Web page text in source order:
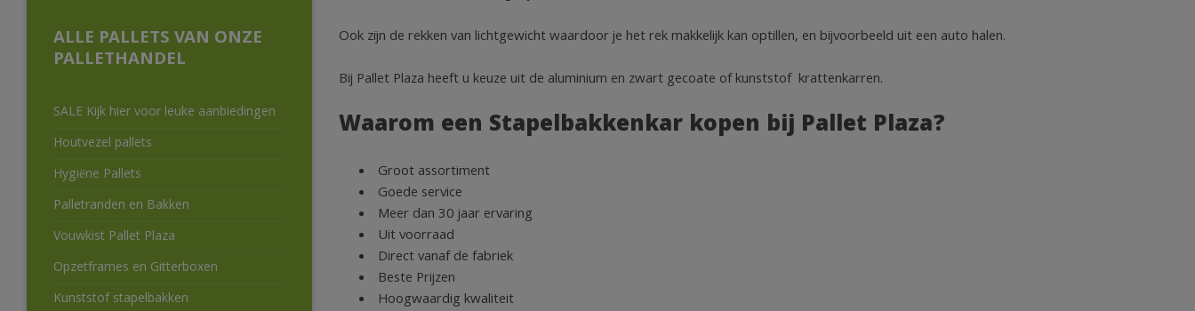
ALLE PALLETS VAN ONZE
PALLETHANDEL
SALE Kijk hier voor leuke aanbiedingen
Houtvezel pallets
Hygiëne Pallets
Palletranden en Bakken
Vouwkist Pallet Plaza
Opzetframes en Gitterboxen
Kunststof stapelbakken
Ook zijn de rekken van lichtgewicht waardoor je het rek makkelijk kan optillen, en bijvoorbeeld uit een auto halen.
Bij Pallet Plaza heeft u keuze uit de aluminium en zwart gecoate of kunststof krattenkarren.
Waarom een Stapelbakkenkar kopen bij Pallet Plaza?
Groot assortiment
Goede service
Meer dan 30 jaar ervaring
Uit voorraad
Direct vanaf de fabriek
Beste Prijzen
Hoogwaardig kwaliteit